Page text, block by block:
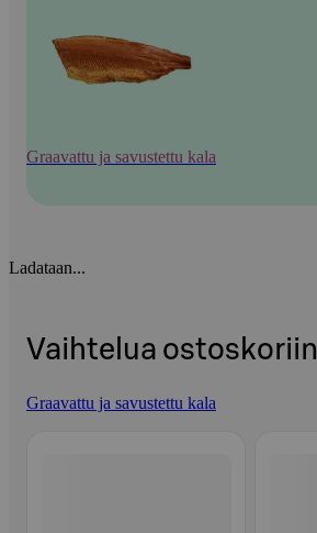
Graavattu ja savustettu kala
Ladataan...
Vaihtelua ostoskoriin
Graavattu ja savustettu kala